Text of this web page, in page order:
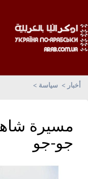
أخبار سياسة
جو-جو